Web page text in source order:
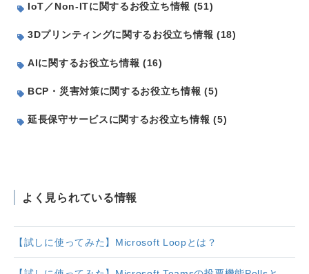
IoT／Non-ITに関するお役立ち情報 (51)
3Dプリンティングに関するお役立ち情報 (18)
AIに関するお役立ち情報 (16)
BCP・災害対策に関するお役立ち情報 (5)
延長保守サービスに関するお役立ち情報 (5)
よく見られている情報
【試しに使ってみた】Microsoft Loopとは？